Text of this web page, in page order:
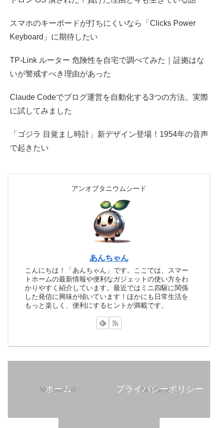
スマホのキーボードが打ちにくいなら「Clicks Power
Keyboard」に期待したい
TP-Link ルーター 危険性を自宅で調べてみた｜証拠はな
いが警戒すべき理由があった
Claude Codeでブログ運営を自動化する3つの方法。実際
に試してみました
「ゴジラ 目覚まし時計」新デザイン登場！1954年の音声
で起きたい
アンオブタニウムシード
あんちゃん
こんにちは！「あんちゃん」です。ここでは、スマー
トホームの最新情報や便利なガジェットの使い方をわ
かりやすく紹介しています。最近ではミニ四駆に関係
した発信に興味が傾いています！ほかにも日常生活を
もっと楽しく、便利にするヒントが満載です。
ホーム プライバシーポリシー